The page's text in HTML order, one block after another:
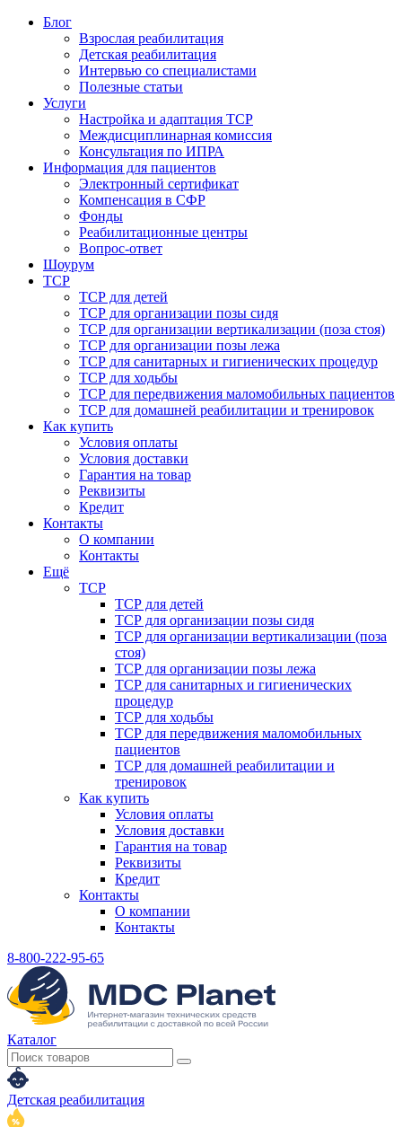
Блог
Взрослая реабилитация
Детская реабилитация
Интервью со специалистами
Полезные статьи
Услуги
Настройка и адаптация ТСР
Междисциплинарная комиссия
Консультация по ИПРА
Информация для пациентов
Электронный сертификат
Компенсация в СФР
Фонды
Реабилитационные центры
Вопрос-ответ
Шоурум
ТСР
ТСР для детей
ТСР для организации позы сидя
ТСР для организации вертикализации (поза стоя)
ТСР для организации позы лежа
ТСР для санитарных и гигиенических процедур
ТСР для ходьбы
ТСР для передвижения маломобильных пациентов
ТСР для домашней реабилитации и тренировок
Как купить
Условия оплаты
Условия доставки
Гарантия на товар
Реквизиты
Кредит
Контакты
О компании
Контакты
Ещё
ТСР
ТСР для детей
ТСР для организации позы сидя
ТСР для организации вертикализации (поза
стоя)
ТСР для организации позы лежа
ТСР для санитарных и гигиенических
процедур
ТСР для ходьбы
ТСР для передвижения маломобильных
пациентов
ТСР для домашней реабилитации и
тренировок
Как купить
Условия оплаты
Условия доставки
Гарантия на товар
Реквизиты
Кредит
Контакты
О компании
Контакты
8-800-222-95-65
Каталог
Детская реабилитация